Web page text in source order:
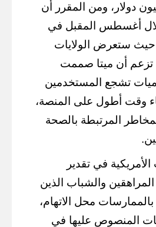
1.5 تريليون دولار، ومن المقرر أن
أغسطس المقبل في
حيث ستعرض الولايات
تزعم أن ميتا صممت
تشجع المستخدمين
وقت أطول على المنصة،
المرتبطة بالصحة
في تقدير
المراهقين والشباب الذين
بالممارسات محل الاتهام،
المنصوص عليها في